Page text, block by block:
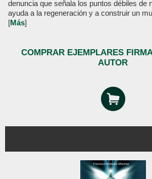
denuncia que señala los puntos débiles de
ayuda a la regeneración y a construir un
[Más]
COMPRAR EJEMPLARES
AUTOR